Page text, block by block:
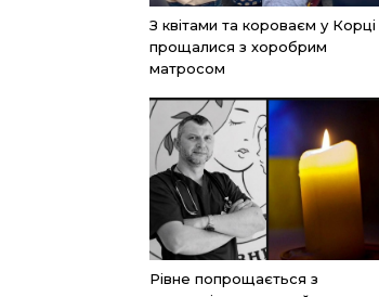
З квітами та короваєм у Корці
прощалися з хоробрим
матросом
Рівне попрощається з